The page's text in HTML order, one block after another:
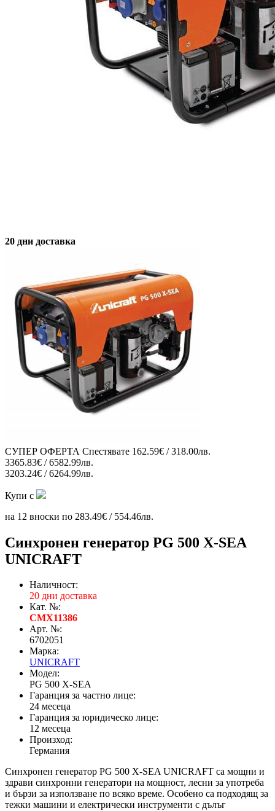
20 дни доставка
СУПЕР ОФЕРТА Спестявате 162.59€ / 318.00лв.
3365.83€ / 6582.99лв.
3203.24€ / 6264.99лв.
Купи с
на 12 вноски по 283.49€ / 554.46лв.
Синхронен генератор PG 500 X-SEA
UNICRAFT
Наличност:
20 дни доставка
Кат. №:
CMX11386
Арт. №:
6702051
Марка:
UNICRAFT
Модел:
PG 500 X-SEA
Гаранция за частно лице:
24 месеца
Гаранция за юридическо лице:
12 месеца
Произход:
Германия
Синхронен генератор PG 500 X-SEA UNICRAFT са мощни и
здрави синхронни генератори на мощност, лесни за употреба
и бързи за използване по всяко време. Особено са подходящ за
тежки машини и електрически инструменти с дълъг